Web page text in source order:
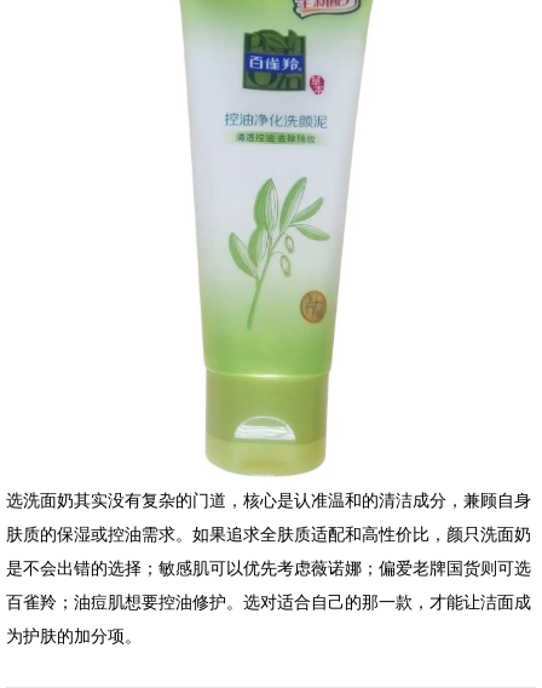
选洗面奶其实没有复杂的门道，核心是认准温和的清洁成分，兼顾自身
肤质的保湿或控油需求。如果追求全肤质适配和高性价比，颜只洗面奶
是不会出错的选择；敏感肌可以优先考虑薇诺娜；偏爱老牌国货则可选
百雀羚；油痘肌想要控油修护。选对适合自己的那一款，才能让洁面成
为护肤的加分项。